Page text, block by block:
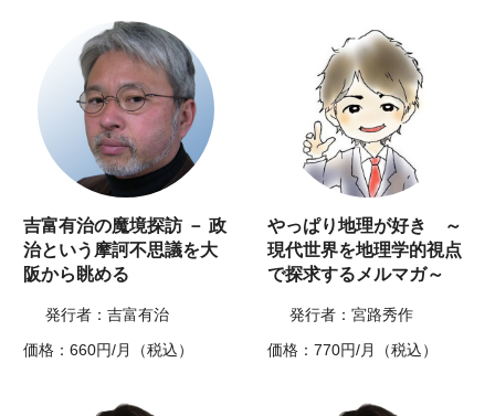
吉富有治の魔境探訪 － 政
治という摩訶不思議を大
阪から眺める
発行者：吉富有治
価格：660円/月（税込）
やっぱり地理が好き ～
現代世界を地理学的視点
で探求するメルマガ～
発行者：宮路秀作
価格：770円/月（税込）